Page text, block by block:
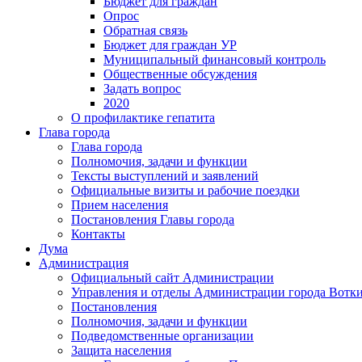
Опрос
Обратная связь
Бюджет для граждан УР
Муниципальный финансовый контроль
Общественные обсуждения
Задать вопрос
2020
О профилактике гепатита
Глава города
Глава города
Полномочия, задачи и функции
Тексты выступлений и заявлений
Официальные визиты и рабочие поездки
Прием населения
Постановления Главы города
Контакты
Дума
Администрация
Официальный сайт Администрации
Управления и отделы Администрации города
Постановления
Полномочия, задачи и функции
Подведомственные организации
Защита населения